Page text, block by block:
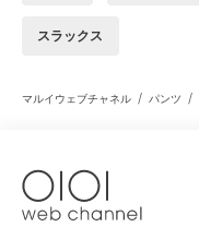
スラックス
マルイウェブチャネル / パンツ /